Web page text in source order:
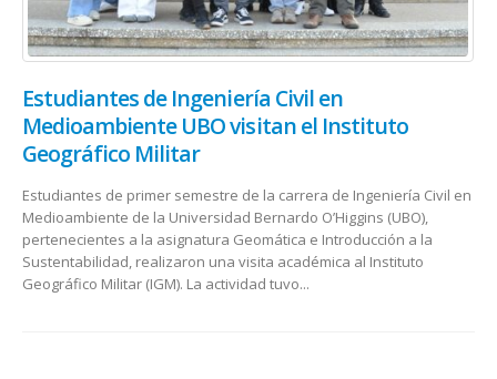
Estudiantes de Ingeniería Civil en
Medioambiente UBO visitan el Instituto
Geográfico Militar
Estudiantes de primer semestre de la carrera de Ingeniería Civil en
Medioambiente de la Universidad Bernardo O’Higgins (UBO),
pertenecientes a la asignatura Geomática e Introducción a la
Sustentabilidad, realizaron una visita académica al Instituto
Geográfico Militar (IGM). La actividad tuvo...